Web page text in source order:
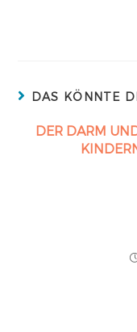
DAS KÖNNTE
DER DARM